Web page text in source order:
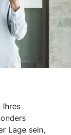
Ihres
Lage sein,